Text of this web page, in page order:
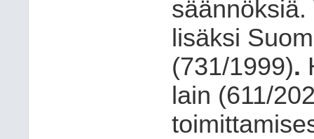
lisäksi
(731/1999).
lain (611/